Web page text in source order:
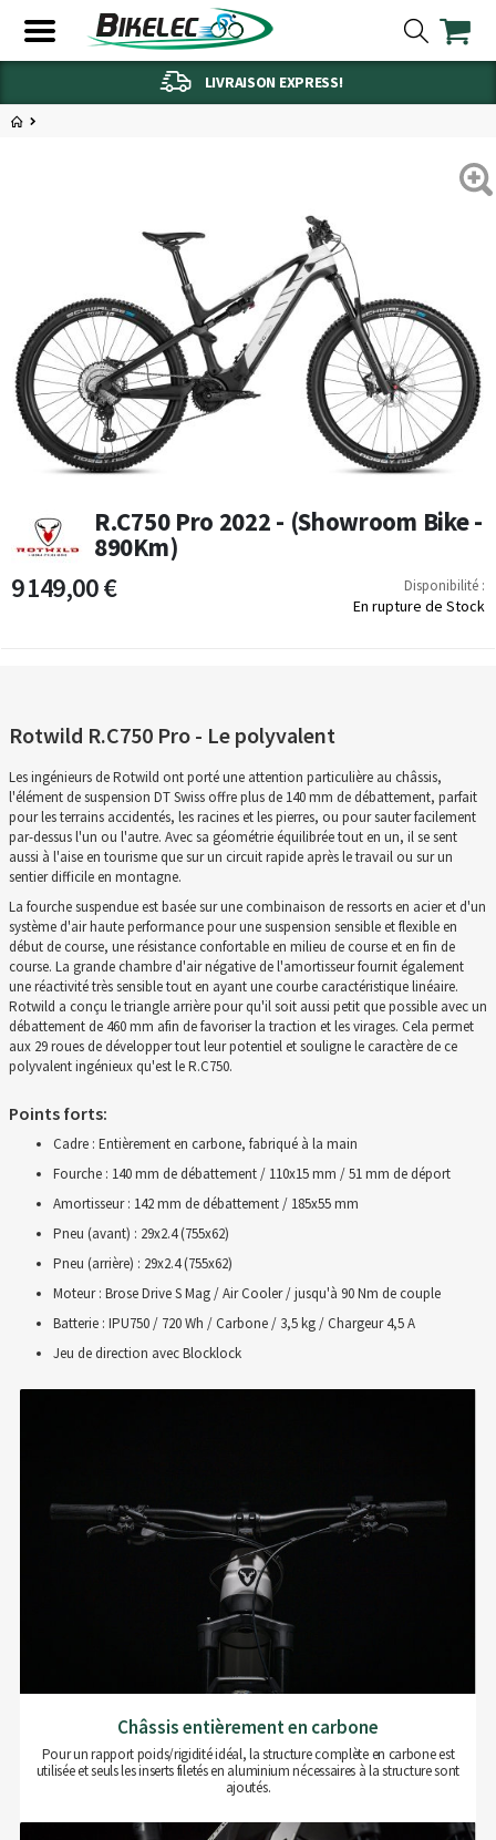
LIVRAISON EXPRESS!
R.C750 Pro 2022 - (Showroom Bike -
890Km)
9 149,00 € Disponibilité :
En rupture de Stock
Rotwild R.C750 Pro - Le polyvalent
Les ingénieurs de Rotwild ont porté une attention particulière au châssis,
l'élément de suspension DT Swiss offre plus de 140 mm de débattement, parfait
pour les terrains accidentés, les racines et les pierres, ou pour sauter facilement
par-dessus l'un ou l'autre. Avec sa géométrie équilibrée tout en un, il se sent
aussi à l'aise en tourisme que sur un circuit rapide après le travail ou sur un
sentier difficile en montagne.
La fourche suspendue est basée sur une combinaison de ressorts en acier et d'un
système d'air haute performance pour une suspension sensible et flexible en
début de course, une résistance confortable en milieu de course et en fin de
course. La grande chambre d'air négative de l'amortisseur fournit également
une réactivité très sensible tout en ayant une courbe caractéristique linéaire.
Rotwild a conçu le triangle arrière pour qu'il soit aussi petit que possible avec un
débattement de 460 mm afin de favoriser la traction et les virages. Cela permet
aux 29 roues de développer tout leur potentiel et souligne le caractère de ce
polyvalent ingénieux qu'est le R.C750.
Points forts:
Cadre : Entièrement en carbone, fabriqué à la main
Fourche : 140 mm de débattement / 110x15 mm / 51 mm de déport
Amortisseur : 142 mm de débattement / 185x55 mm
Pneu (avant) : 29x2.4 (755x62)
Pneu (arrière) : 29x2.4 (755x62)
Moteur : Brose Drive S Mag / Air Cooler / jusqu'à 90 Nm de couple
Batterie : IPU750 / 720 Wh / Carbone / 3,5 kg / Chargeur 4,5 A
Jeu de direction avec Blocklock
Châssis entièrement en carbone
Pour un rapport poids/rigidité idéal, la structure complète en carbone est
utilisée et seuls les inserts filetés en aluminium nécessaires à la structure sont
ajoutés.